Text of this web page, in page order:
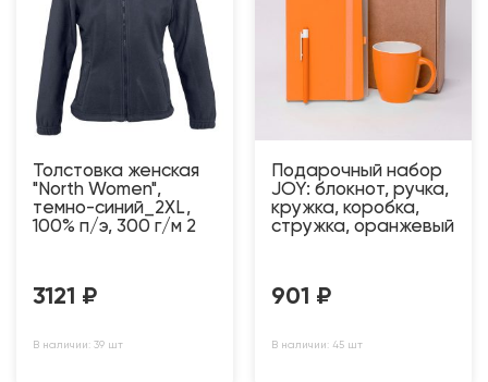
Толстовка женская
"North Women",
темно-синий_2XL,
100% п/э, 300 г/м 2
3121 ₽
В наличии: 39 шт
Подарочный набор
JOY: блокнот, ручка,
кружка, коробка,
стружка, оранжевый
901 ₽
В наличии: 45 шт